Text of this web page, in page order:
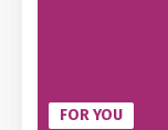
FOR YOU